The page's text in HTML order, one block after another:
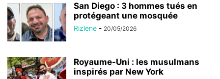
San Diego : 3 hommes tués en
protégeant une mosquée
Rizlene - 20/05/2026
Royaume-Uni : les musulmans
inspirés par New York